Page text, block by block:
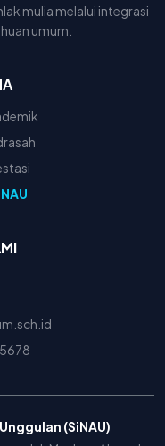
mulia melalui integrasi
umum.
(SiNAU)